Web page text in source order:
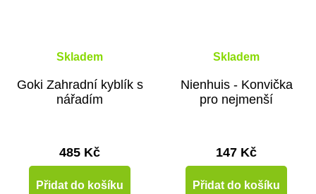
Skladem
Goki Zahradní kyblík s
nářadím
485 Kč
Přidat do košíku
Skladem
Nienhuis - Konvička
pro nejmenší
147 Kč
Přidat do košíku